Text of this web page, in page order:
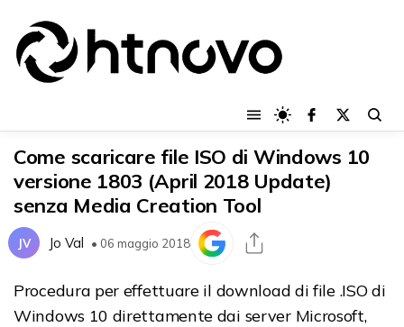
Come scaricare file ISO di Windows 10
versione 1803 (April 2018 Update)
senza Media Creation Tool
JV Jo Val • 06 maggio 2018
Procedura per effettuare il download di file .ISO di
Windows 10 direttamente dai server Microsoft,